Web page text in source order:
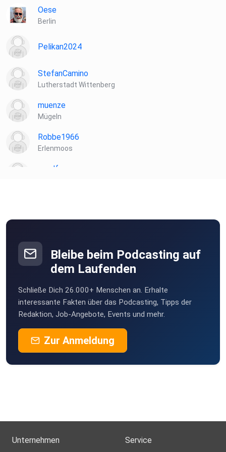
Oese
Berlin
Pelikan2024
StefanCamino
Lutherstadt Wittenberg
muenze
Mügeln
Robbe1966
Erlenmoos
muelf
Hamburg
Wacka
Weissach
Bleibe beim Podcasting auf
dem Laufenden
Schließe Dich 26.000+ Menschen an. Erhalte
interessante Fakten über das Podcasting, Tipps der
Redaktion, Job-Angebote, Events und mehr.
Zur Anmeldung
Unternehmen Service